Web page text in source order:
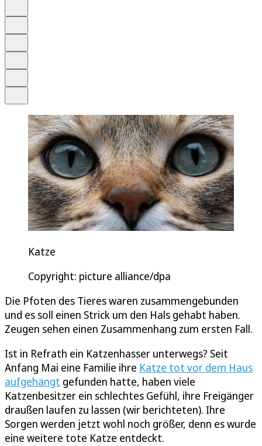
Katze
Copyright: picture alliance/dpa
Die Pfoten des Tieres waren zusammengebunden
und es soll einen Strick um den Hals gehabt haben.
Zeugen sehen einen Zusammenhang zum ersten Fall.
Ist in Refrath ein Katzenhasser unterwegs? Seit
Anfang Mai eine Familie ihre Katze tot vor dem Haus
aufgehängt gefunden hatte, haben viele
Katzenbesitzer ein schlechtes Gefühl, ihre Freigänger
draußen laufen zu lassen (wir berichteten). Ihre
Sorgen werden jetzt wohl noch größer, denn es wurde
eine weitere tote Katze entdeckt.